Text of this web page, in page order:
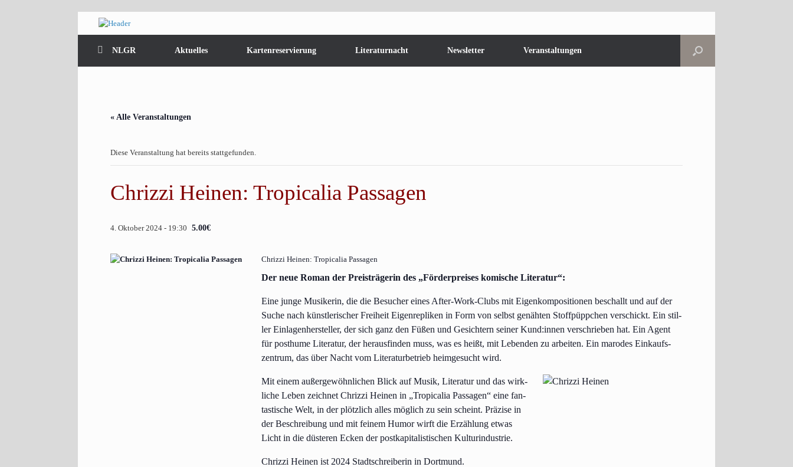
NLGR
Aktuelles Kartenreservierung Literaturnacht Newsletter Veranstaltungen
« Alle Veranstaltungen
Diese Veranstaltung hat bereits stattgefunden.
Chrizzi Heinen: Tropicalia Passagen
4. Oktober 2024 - 19:30 5.00€
Chrizzi Heinen: Tropicalia Passagen
Der neue Roman der Preis­trä­ge­rin des „För­der­prei­ses komi­sche Literatur“:
Eine jun­ge Musi­ke­rin, die die Besu­cher eines After-Work-Clubs mit Eigen­kom­po­si­tio­nen beschallt und auf der
Suche nach künst­le­ri­scher Frei­heit Eigen­re­pli­ken in Form von selbst genäh­ten Stoff­püpp­chen ver­schickt. Ein stil­
ler Ein­la­gen­her­stel­ler, der sich ganz den Füßen und Gesich­tern sei­ner Kund:innen ver­schrie­ben hat. Ein Agent
für post­hu­me Lite­ra­tur, der her­aus­fin­den muss, was es heißt, mit Leben­den zu arbei­ten. Ein maro­des Ein­kaufs­
zen­trum, das über Nacht vom Lite­ra­tur­be­trieb heim­ge­sucht wird.
Mit einem außer­ge­wöhn­li­chen Blick auf Musik, Lite­ra­tur und das wirk­
li­che Leben zeich­net Chriz­zi Hei­nen in „Tro­pi­cal­ia Pas­sa­gen“ eine fan­
tas­ti­sche Welt, in der plötz­lich alles mög­lich zu sein scheint. Prä­zi­se in
der Beschrei­bung und mit fei­nem Humor wirft die Erzäh­lung etwas
Licht in die düs­te­ren Ecken der post­ka­pi­ta­lis­ti­schen Kulturindustrie.
Chriz­zi Hei­nen ist 2024 Stadt­schrei­be­rin in Dortmund.